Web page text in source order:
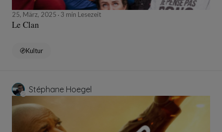
25, März, 2025 3 min Lesezeit
Le Clan
Kultur
Stéphane Hoegel